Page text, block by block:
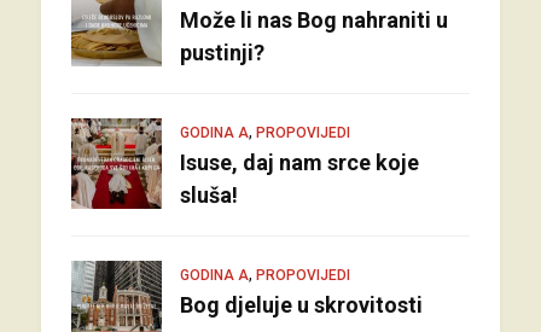
Može li nas Bog nahraniti u
pustinji?
GODINA A, PROPOVIJEDI
Isuse, daj nam srce koje
sluša!
GODINA A, PROPOVIJEDI
Bog djeluje u skrovitosti